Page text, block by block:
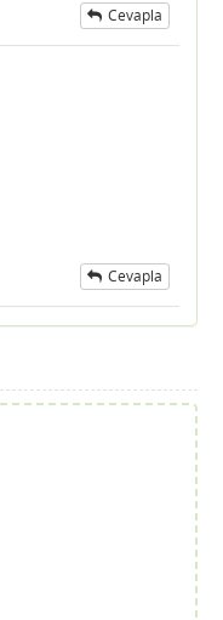
Cevapla
Cevapla